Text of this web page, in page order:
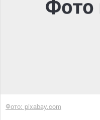
Фото: pixabay.com